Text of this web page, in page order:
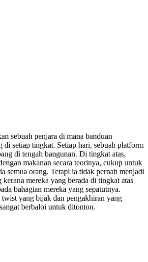
sebuah penjara di mana banduan
di setiap tingkat. Setiap hari, sebuah platform
di tengah bangunan. Di tingkat atas,
makanan secara teorinya, cukup untuk
semua orang. Tetapi ia tidak pernah menjadi
kerana mereka yang berada di tingkat atas
bahagian mereka yang sepatutnya.
twist yang bijak dan pengakhiran yang
berbaloi untuk ditonton.